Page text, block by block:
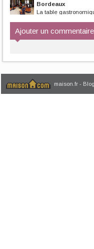
Bordeaux
La table
Ajouter un commentaire
maison.fr -